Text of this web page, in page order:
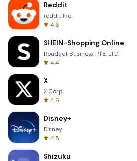
Reddit
reddit Inc.
4.6
SHEIN-Shopping Online
Roadget Business PTE. LTD.
4.4
X
X Corp.
4.6
Disney+
Disney
4.5
Shizuku